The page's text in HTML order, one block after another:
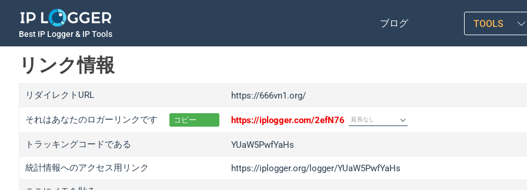
Best IP Logger & IP Tools
ブログ TOOLS
リンク情報
リダイレクトURL https://666vn1.org/
それはあなたのロガーリンクです コピー https://iplogger.com/2efN76
トラッキングコードである YUaW5PwfYaHs
統計情報へのアクセス用リンク https://iplogger.org/logger/YUaW5PwfYaHs